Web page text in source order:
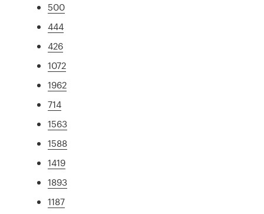
500
444
426
1072
1962
714
1563
1588
1419
1893
1187